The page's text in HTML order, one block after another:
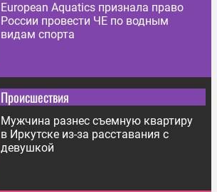
European Aquatics признала право
России провести ЧЕ по водным
видам спорта
Происшествия
Мужчина разнес съемную квартиру
в Иркутске из-за расставания с
девушкой